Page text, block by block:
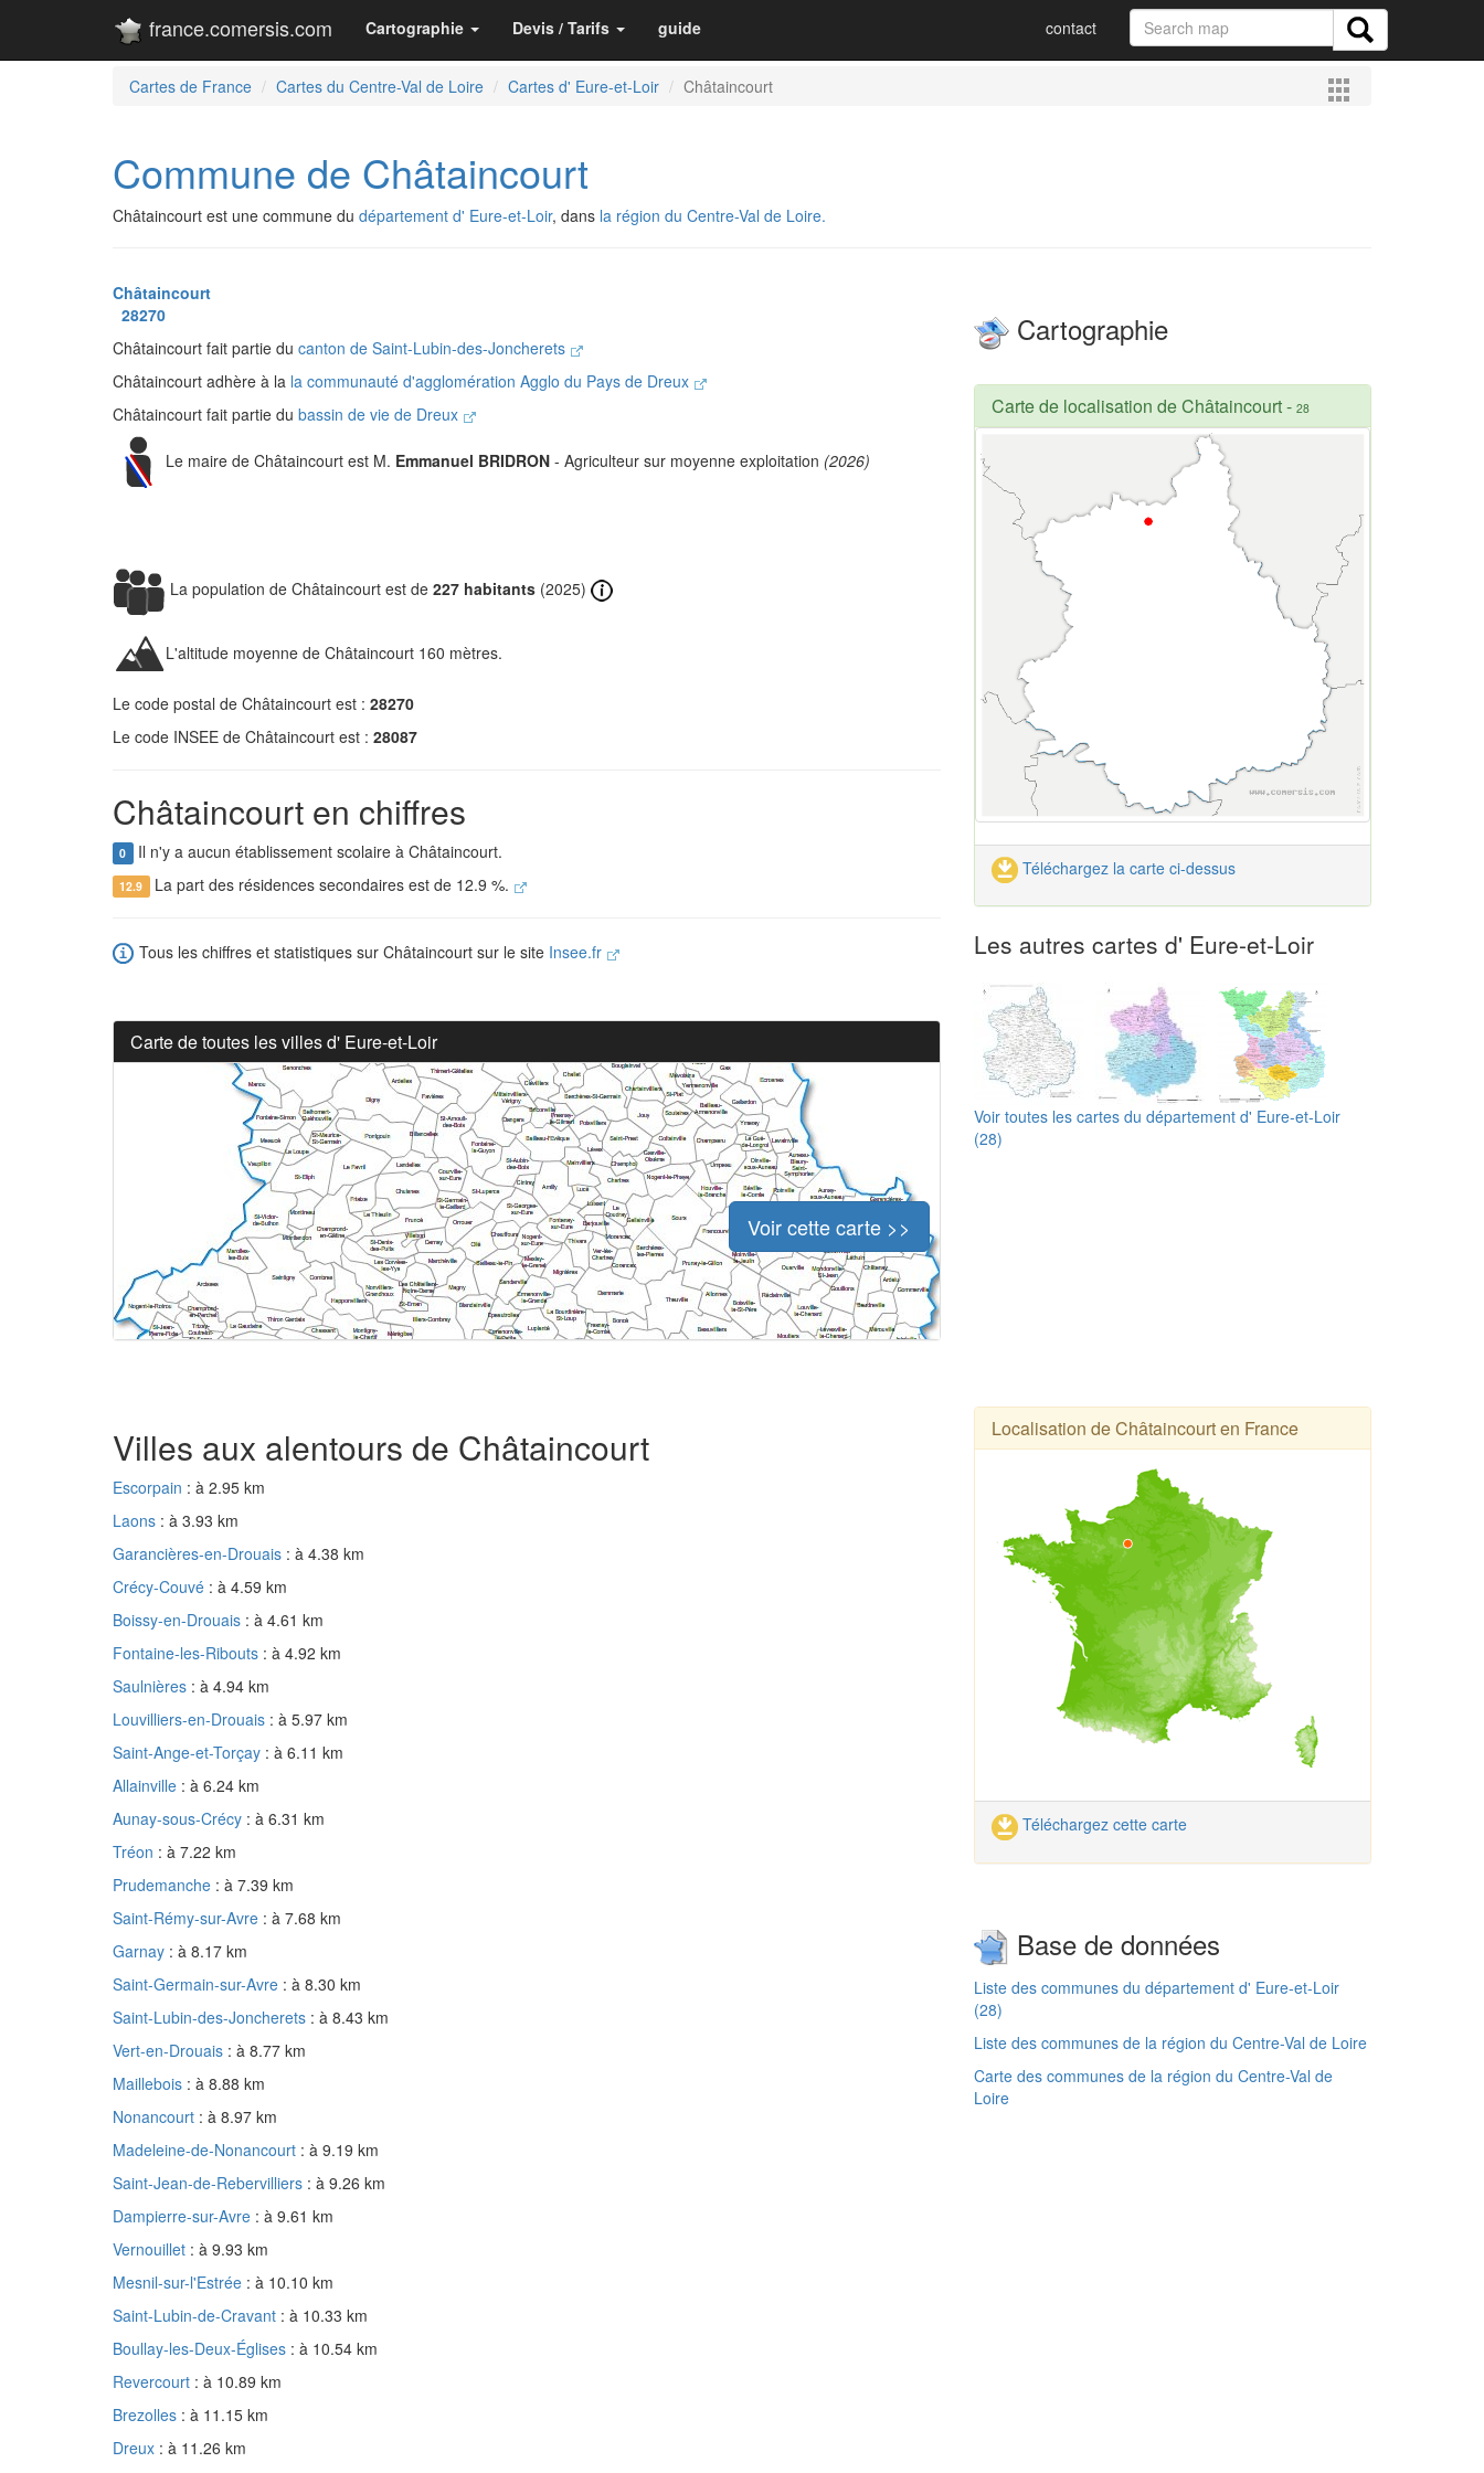
france.comersis.com Cartographie Devis / Tarifs guide contact
Cartes de France Cartes du Centre-Val de Loire Cartes d' Eure-et-Loir Châtaincourt
Commune de Châtaincourt
Châtaincourt est une commune du département d' Eure-et-Loir, dans la région du Centre-Val de Loire.
Châtaincourt
28270
Châtaincourt fait partie du canton de Saint-Lubin-des-Joncherets
Châtaincourt adhère à la la communauté d'agglomération Agglo du Pays de Dreux
Châtaincourt fait partie du bassin de vie de Dreux
Le maire de Châtaincourt est M. Emmanuel BRIDRON - Agriculteur sur moyenne exploitation (2026)
La population de Châtaincourt est de 227 habitants (2025)
L'altitude moyenne de Châtaincourt 160 mètres.
Le code postal de Châtaincourt est : 28270
Le code INSEE de Châtaincourt est : 28087
Châtaincourt en chiffres
0 Il n'y a aucun établissement scolaire à Châtaincourt.
12.9 La part des résidences secondaires est de 12.9 %.
Tous les chiffres et statistiques sur Châtaincourt sur le site Insee.fr
Carte de toutes les villes d' Eure-et-Loir
Voir cette carte >>
Cartographie
Carte de localisation de Châtaincourt- 28
Téléchargez la carte ci-dessus
Les autres cartes d' Eure-et-Loir
Voir toutes les cartes du département d' Eure-et-Loir
(28)
Villes aux alentours de Châtaincourt
Escorpain : à 2.95 km
Laons : à 3.93 km
Garancières-en-Drouais : à 4.38 km
Crécy-Couvé : à 4.59 km
Boissy-en-Drouais : à 4.61 km
Fontaine-les-Ribouts : à 4.92 km
Saulnières : à 4.94 km
Louvilliers-en-Drouais : à 5.97 km
Saint-Ange-et-Torçay : à 6.11 km
Allainville : à 6.24 km
Aunay-sous-Crécy : à 6.31 km
Tréon : à 7.22 km
Prudemanche : à 7.39 km
Saint-Rémy-sur-Avre : à 7.68 km
Garnay : à 8.17 km
Saint-Germain-sur-Avre : à 8.30 km
Saint-Lubin-des-Joncherets : à 8.43 km
Vert-en-Drouais : à 8.77 km
Maillebois : à 8.88 km
Nonancourt : à 8.97 km
Madeleine-de-Nonancourt : à 9.19 km
Saint-Jean-de-Rebervilliers : à 9.26 km
Dampierre-sur-Avre : à 9.61 km
Vernouillet : à 9.93 km
Mesnil-sur-l'Estrée : à 10.10 km
Saint-Lubin-de-Cravant : à 10.33 km
Boullay-les-Deux-Églises : à 10.54 km
Revercourt : à 10.89 km
Brezolles : à 11.15 km
Dreux : à 11.26 km
Localisation de Châtaincourt en France
Téléchargez cette carte
Base de données
Liste des communes du département d' Eure-et-Loir
(28)
Liste des communes de la région du Centre-Val de Loire
Carte des communes de la région du Centre-Val de
Loire